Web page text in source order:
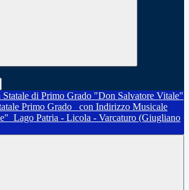
Primo Grado
con Indirizzo Musicale
Lago Patria - Licola - Varcaturo (Giugliano